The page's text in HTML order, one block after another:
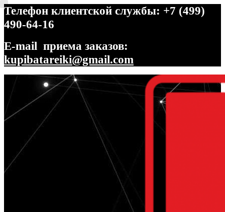
Телефон клиентской службы: +7 (499)
490-64-16
E-mail приема заказов:
kupibatareiki@gmail.com
Перейти
навигации
Перейти
содержимому